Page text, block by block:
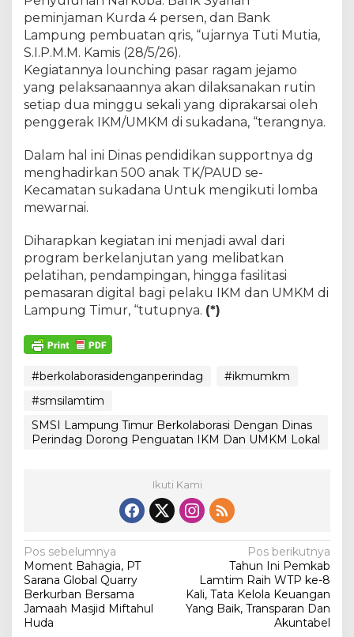
peminjaman Kurda 4 persen, dan Bank
Lampung pembuatan qris, “ujarnya Tuti Mutia,
S.I.P.M.M. Kamis (28/5/26).
Kegiatannya lounching pasar ragam jejamo
yang pelaksanaannya akan dilaksanakan rutin
setiap dua minggu sekali yang diprakarsai oleh
penggerak IKM/UMKM di sukadana, “terangnya.
Dalam hal ini Dinas pendidikan supportnya dg
menghadirkan 500 anak TK/PAUD se-
Kecamatan sukadana Untuk mengikuti lomba
mewarnai.
Diharapkan kegiatan ini menjadi awal dari
program berkelanjutan yang melibatkan
pelatihan, pendampingan, hingga fasilitasi
pemasaran digital bagi pelaku IKM dan UMKM di
Lampung Timur, “tutupnya. (*)
#berkolaborasidenganperindag
#ikmumkm
#smsilamtim
SMSI Lampung Timur Berkolaborasi Dengan Dinas
Perindag Dorong Penguatan IKM Dan UMKM Lokal
Ikuti Kami
N
a
v
i
Pos sebelumnya
Moment Bahagia, PT
Sarana Global Quarry
Berkurban Bersama
Jamaah Masjid Miftahul
Huda
Pos berikutnya
Tahun Ini Pemkab
Lamtim Raih WTP ke-8
Kali, Tata Kelola Keuangan
Yang Baik, Transparan Dan
Akuntabel